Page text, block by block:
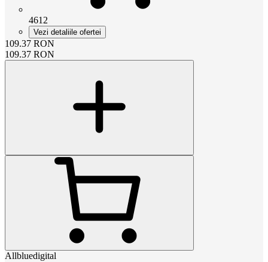
4612
Vezi detaliile ofertei
109.37 RON
109.37 RON
Allbluedigital